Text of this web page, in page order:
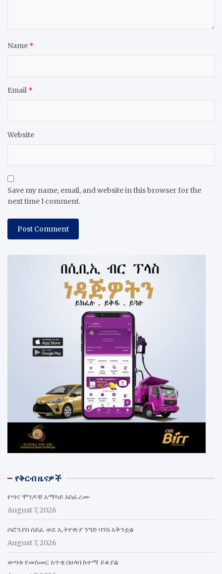
Name *
Email *
Website
Save my name, email, and website in this browser for the
next time I comment.
የቅርብ ዜናዎች
የጣና ሞገዶቹ አማካይ አስፈረሙ
August 7, 2026
ሶፎንያስ ሰይፈ ወደ ኢትዮጵያ ንግድ ባንክ አቅንቷል
August 7, 2026
ወጣቱ የመስመር አጥቂ በሀላባ ከተማ ይቆያል